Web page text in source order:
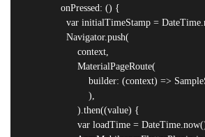
              onPressed: () {
var initialTimeStamp =
                Navigator.push(
                    context,
                    MaterialPageRoute(
builder: (context) =>
                        ),
                    ).then((value) {
var loadTime =